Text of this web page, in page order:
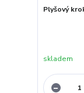
Plyšový
skladem